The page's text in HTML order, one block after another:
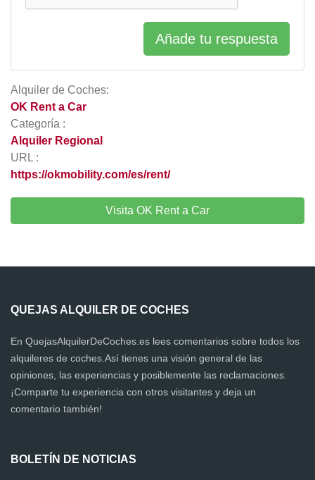
Alquiler de Coches:
OK Rent a Car
Categoría :
Alquiler Regional
URL :
https://okmobility.com/es/rent/
Visita OK Rent a Car
Añade tu respuesta
QUEJAS ALQUILER DE COCHES
En QuejasAlquilerDeCoches.es lees comentarios sobre todos los
alquileres de coches.Así tienes una visión general de las
opiniones, las experiencias y posiblemente las reclamaciones.
¡Comparte tu experiencia con otros visitantes y deja un
comentario también!
BOLETÍN DE NOTICIAS